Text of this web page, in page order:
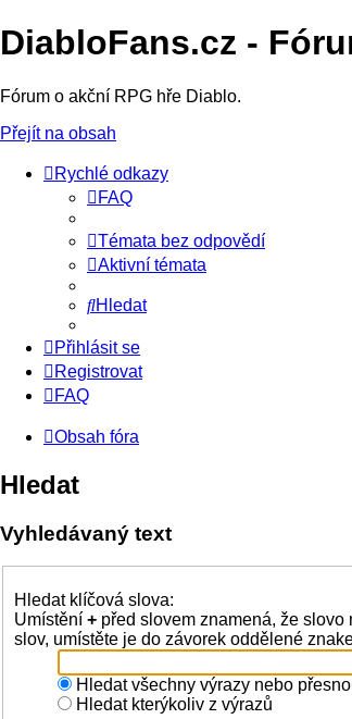
DiabloFans.cz -
Fórum o akční RPG hře Diablo.
Přejít na obsah
Rychlé odkazy
FAQ
Témata bez odpovědí
Aktivní témata
Hledat
Přihlásit se
Registrovat
FAQ
Obsah fóra
Hledat
Vyhledávaný text
Hledat klíčová slova:
Umístění + před slovem znamená, že
slov, umístěte je do závorek oddělené
Hledat všechny výrazy nebo
Hledat kterýkoliv z výrazů